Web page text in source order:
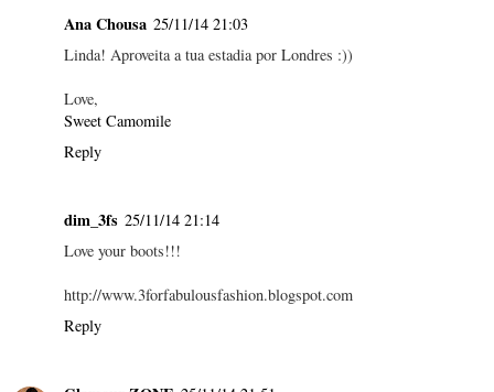
Ana Chousa 25/11/14 21:03
Linda! Aproveita a tua estadia por Londres :))
Love,
Sweet Camomile
Reply
dim_3fs 25/11/14 21:14
Love your boots!!!
http://www.3forfabulousfashion.blogspot.com
Reply